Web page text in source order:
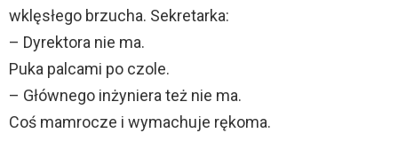
wklęsłego brzucha. Sekretarka:
– Dyrektora nie ma.
Puka palcami po czole.
– Głównego inżyniera też nie ma.
Coś mamrocze i wymachuje rękoma.